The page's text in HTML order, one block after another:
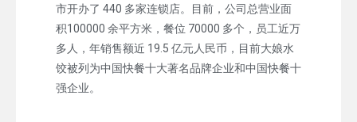
市开办了 440 多家连锁店。目前，公司总营业面
积100000 余平方米，餐位 70000 多个，员工近万
多人，年销售额近 19.5 亿元人民币，目前大娘水
饺被列为中国快餐十大著名品牌企业和中国快餐十
强企业。